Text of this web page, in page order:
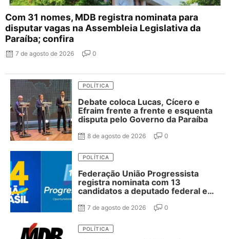
Com 31 nomes, MDB registra nominata para
disputar vagas na Assembleia Legislativa da
Paraíba; confira
7 de agosto de 2026 0
POLÍTICA
Debate coloca Lucas, Cícero e
Efraim frente a frente e esquenta
disputa pelo Governo da Paraíba
8 de agosto de 2026 0
POLÍTICA
Federação União Progressista
registra nominata com 13
candidatos a deputado federal e
7 de agosto de 2026 0
POLÍTICA